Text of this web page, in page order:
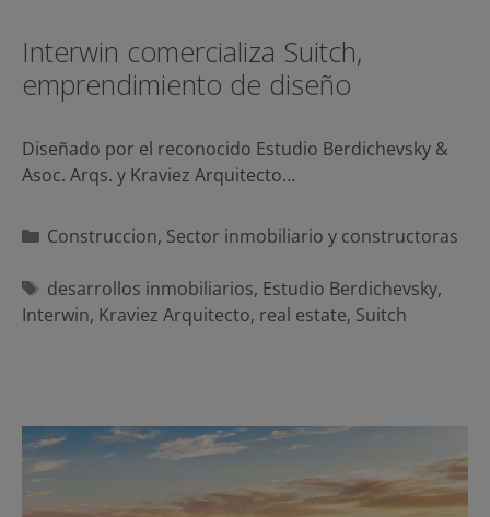
Interwin comercializa Suitch,
emprendimiento de diseño
Diseñado por el reconocido Estudio Berdichevsky &
Asoc. Arqs. y Kraviez Arquitecto…
Categorías
Construccion, Sector inmobiliario y constructoras
Etiquetas
desarrollos inmobiliarios, Estudio Berdichevsky,
Interwin, Kraviez Arquitecto, real estate, Suitch